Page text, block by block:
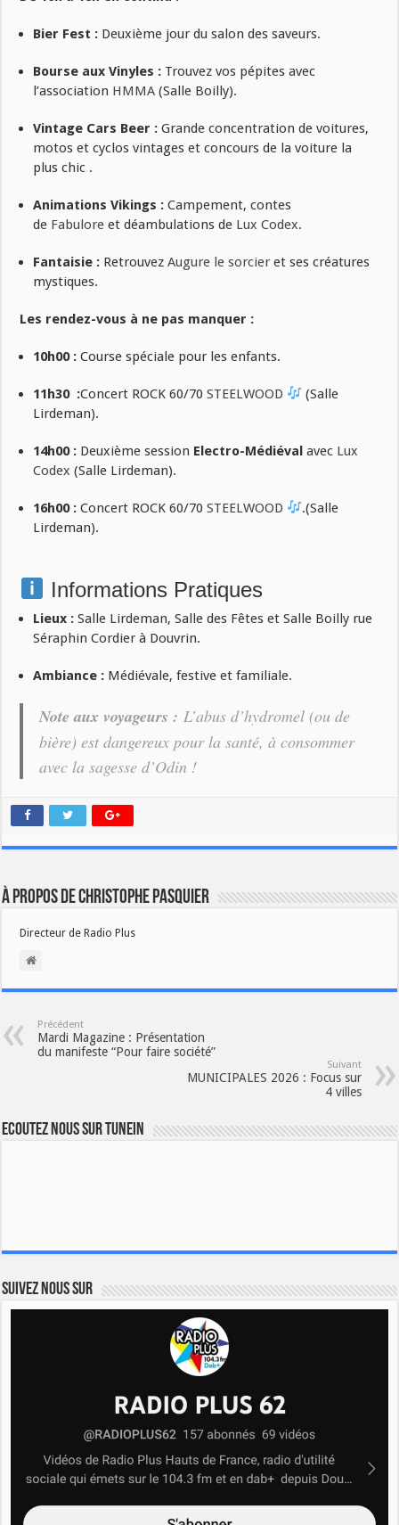
Bier Fest : Deuxième jour du salon des saveurs.
Bourse aux Vinyles : Trouvez vos pépites avec
l’association HMMA (Salle Boilly).
Vintage Cars Beer : Grande concentration de voitures,
motos et cyclos vintages et concours de la voiture la
plus chic .
Animations Vikings : Campement, contes
de Fabulore et déambulations de Lux Codex.
Fantaisie : RetrouvezAugure le sorcier et ses créatures
mystiques.
Les rendez-vous à ne pas manquer :
10h00 : Course spéciale pour les enfants.
11h30 :Concert ROCK 60/70STEELWOOD
(Salle
Lirdeman).
14h00 : Deuxième session Electro-Médiéval avec Lux
Codex (Salle Lirdeman).
16h00 : Concert ROCK 60/70STEELWOOD
.(Salle
Lirdeman).
Informations Pratiques
Lieux : Salle Lirdeman, Salle des Fêtes et Salle Boilly rue
Séraphin Cordier à Douvrin.
Ambiance : Médiévale, festive et familiale.
Note aux voyageurs : L’abus d’hydromel (ou de
bière) est dangereux pour la santé, à consommer
avec la sagesse d’Odin !
À propos de Christophe PASQUIER
Directeur de Radio Plus
Précédent
Mardi Magazine : Présentation
du manifeste “Pour faire société”
Suivant
MUNICIPALES 2026 : Focus sur
4 villes
Ecoutez nous sur TuneIn
Suivez nous sur